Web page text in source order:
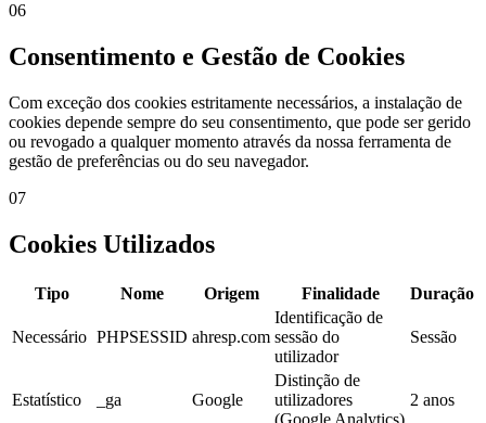
06
Consentimento e Gestão de Cookies
Com exceção dos cookies estritamente necessários, a instalação de
cookies depende sempre do seu consentimento, que pode ser gerido
ou revogado a qualquer momento através da nossa ferramenta de
gestão de preferências ou do seu navegador.
07
Cookies Utilizados
Tipo Nome Origem Finalidade Duração
Necessário PHPSESSID ahresp.com
Identificação de
sessão do
utilizador
Sessão
Estatístico _ga Google
Distinção de
utilizadores
(Google Analytics)
2 anos